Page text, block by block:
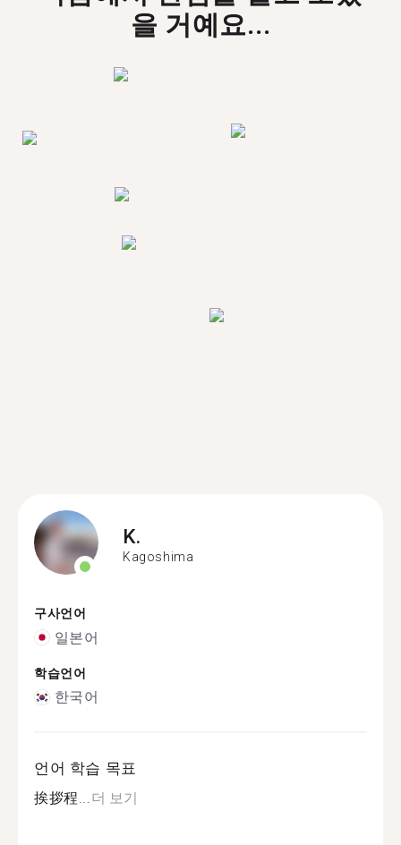
을 거예요...
K.
Kagoshima
구사언어
일본어
학습언어
한국어
언어 학습 목표
挨拶程...더 보기